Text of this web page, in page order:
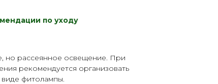
по уходу
но рассеянное освещение. При
рекомендуется организовать
фитолампы